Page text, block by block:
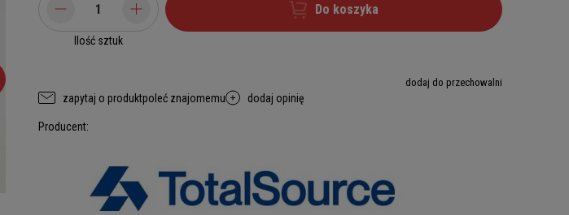
Ilość sztuk
Do koszyka
dodaj do przechowalni
zapytaj o produktpoleć znajomemu dodaj opinię
Producent: